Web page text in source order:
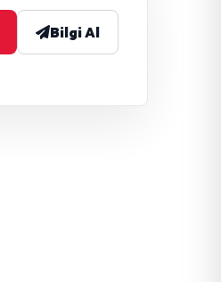
Bilgi Al